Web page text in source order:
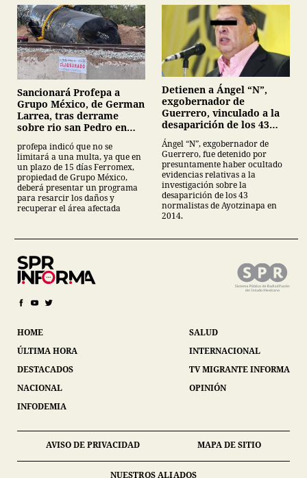
Sancionará Profepa a
Grupo México, de German
Larrea, tras derrame
sobre rio san Pedro en
profepa indicó que no se
limitará a una multa, ya que en
un plazo de 15 días Ferromex,
propiedad de Grupo México,
deberá presentar un programa
para resarcir los daños y
recuperar el área afectada
Detienen a Ángel “N”,
exgobernador de
Guerrero, vinculado a la
desaparición de los 43
normalistas de
Ayotzinapa
Ángel “N”, exgobernador de
Guerrero, fue detenido por
presuntamente haber ocultado
evidencias relativas a la
investigación sobre la
desaparición de los 43
normalistas de Ayotzinapa en
2014.
HOME
ÚLTIMA HORA
DESTACADOS
NACIONAL
INFODEMIA
SALUD
INTERNACIONAL
TV MIGRANTE INFORMA
OPINIÓN
AVISO DE PRIVACIDAD MAPA DE SITIO
NUESTROS ALIADOS